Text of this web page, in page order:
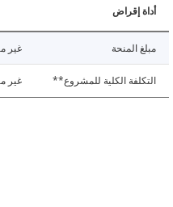
أداة إقراض
مبلغ المنحة غير
التكلفة الكلية للمشروع** غير